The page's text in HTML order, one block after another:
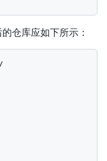
仓库应如下所示：